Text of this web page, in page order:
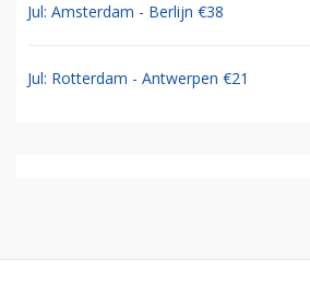
Jul: Amsterdam - Berlijn €38
Jul: Rotterdam - Antwerpen €21